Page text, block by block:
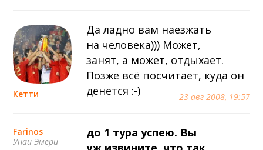
Кетти 23 авг 2008, 19:57
Да ладно вам наезжать
на человека))) Может,
занят, а может, отдыхает.
Позже всё посчитает, куда он
денется :-)
Farinos
Унаи Эмери
до 1 тура успею. Вы